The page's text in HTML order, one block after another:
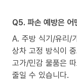
Q5. 파손 예방은 어
A. 주방 식기/유리/
상차 고정 방식이
고가/민감 물품은
줄일 수 있습니다.